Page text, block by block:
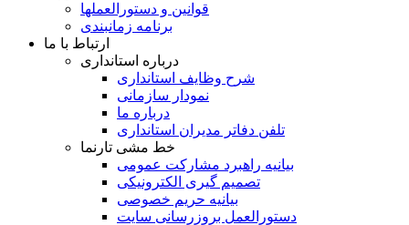
قوانین و دستورالعملها
برنامه زمانبندی
ارتباط با ما
درباره استانداری
شرح وظایف استانداری
نمودار سازمانی
درباره ما
تلفن دفاتر مدیران استانداری
خط مشی تارنما
بیانیه راهبرد مشارکت عمومی
تصمیم گیری الکترونیکی
بیانیه حریم خصوصی
دستورالعمل بروزرسانی سایت